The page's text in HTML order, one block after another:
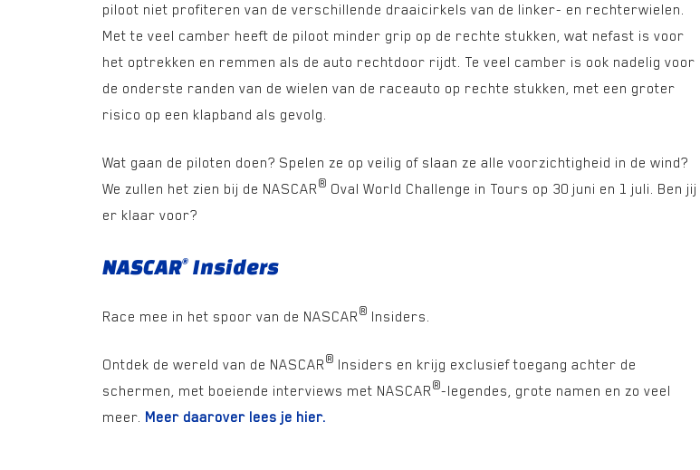
piloot niet profiteren van de verschillende draaicirkels van de linker- en rechterwielen.
Met te veel camber heeft de piloot minder grip op de rechte stukken, wat nefast is voor
het optrekken en remmen als de auto rechtdoor rijdt. Te veel camber is ook nadelig voor
de onderste randen van de wielen van de raceauto op rechte stukken, met een groter
risico op een klapband als gevolg.
Wat gaan de piloten doen? Spelen ze op veilig of slaan ze alle voorzichtigheid in de wind?
We zullen het zien bij de NASCAR® Oval World Challenge in Tours op 30 juni en 1 juli. Ben jij
er klaar voor?
NASCAR® Insiders
Race mee in het spoor van de NASCAR® Insiders.
Ontdek de wereld van de NASCAR® Insiders en krijg exclusief toegang achter de
schermen, met boeiende interviews met NASCAR®-legendes, grote namen en zo veel
meer. Meer daarover lees je hier.